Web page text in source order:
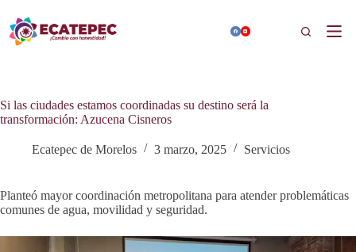
contenido
Buscar
Si las ciudades estamos coordinadas su destino será la
transformación: Azucena Cisneros
Ecatepec de Morelos 3 marzo, 2025 Servicios
Planteó mayor coordinación metropolitana para atender problemáticas
comunes de agua, movilidad y seguridad.